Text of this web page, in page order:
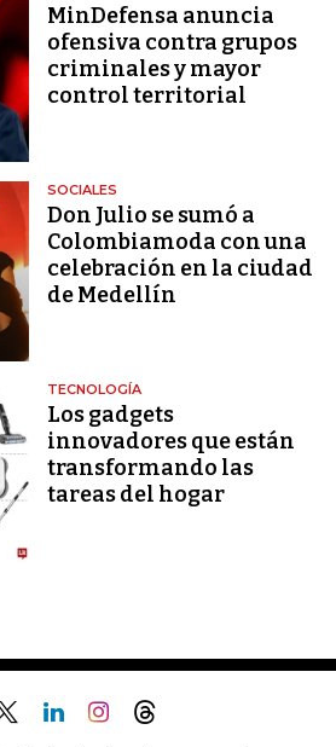
MinDefensa anuncia
ofensiva contra grupos
criminales y mayor
control territorial
SOCIALES
Don Julio se sumó a
Colombiamoda con una
celebración en la ciudad
de Medellín
TECNOLOGÍA
Los gadgets
innovadores que están
transformando las
tareas del hogar